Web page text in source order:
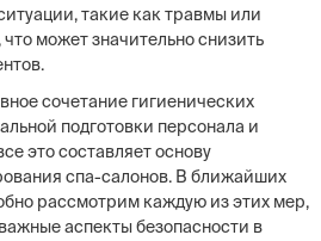
такие как травмы или
может значительно снизить
сочетание гигиенических
подготовки персонала и
это составляет основу
спа-салонов. В ближайших
рассмотрим каждую из этих мер,
аспекты безопасности в